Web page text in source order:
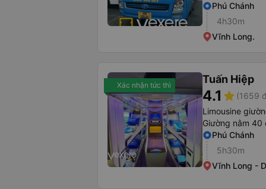
Phú Chánh
4h30m
Vĩnh Long.
Xác nhận tức thì Tuấn Hiệp
4.1 star (1659
Limousine
Giường nằm 40
Phú Chánh
5h30m
Vĩnh Long -